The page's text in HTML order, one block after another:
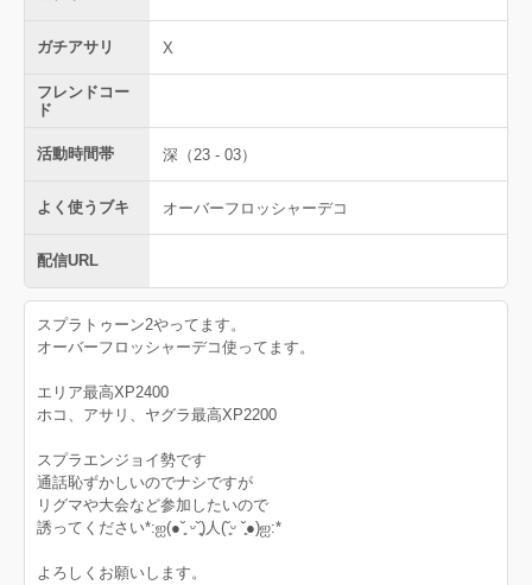
ガチアサリ X
フレンドコー
ド
活動時間帯 深（23 - 03）
よく使うブキ オーバーフロッシャーデコ
配信URL
スプラトゥーン2やってます。
オーバーフロッシャーデコ使ってます。
エリア最高XP2400
ホコ、アサリ、ヤグラ最高XP2200
スプラエンジョイ勢です
通話恥ずかしいのでナシですが
リグマや大会など参加したいので
誘ってください*:ஐ(●˘͈ ᵕ˘͈)人(˘͈ᵕ ˘͈●)ஐ:*
よろしくお願いします。